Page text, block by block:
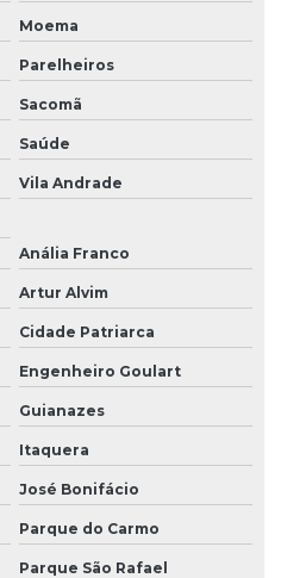
Moema
Parelheiros
Sacomã
Saúde
Vila Andrade
Anália Franco
Artur Alvim
Cidade Patriarca
Engenheiro Goulart
Guianazes
Itaquera
José Bonifácio
Parque do Carmo
Parque São Rafael